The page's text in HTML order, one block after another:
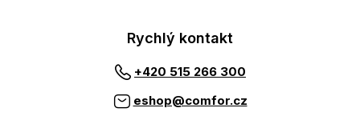
Rychlý kontakt
+420 515 266 300
eshop@comfor.cz